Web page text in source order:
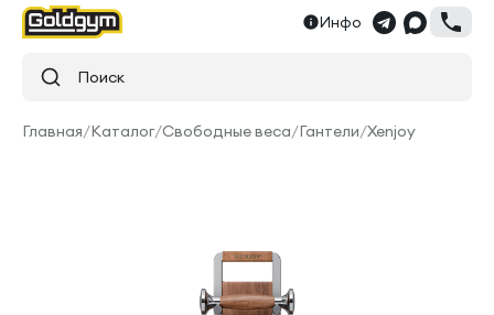
Инфо
Поиск
Главная/Каталог/Свободные веса/Гантели/Xenjoy